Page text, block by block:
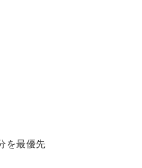
を最優先